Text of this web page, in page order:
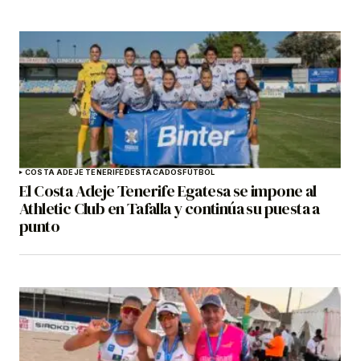
COSTA ADEJE TENERIFEDESTACADOSFÚTBOL
El Costa Adeje Tenerife Egatesa se impone al
Athletic Club en Tafalla y continúa su puesta a
punto